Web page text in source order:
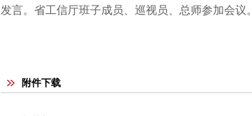
发言。省工信厅班子成员、巡视员、总师参加会议。
附件下载